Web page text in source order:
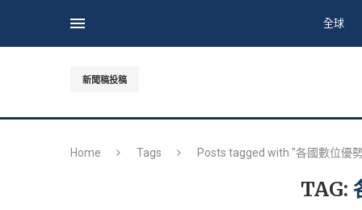
全球
新聞稿投稿
Home Tags Posts tagged with "各國數位優
TAG: